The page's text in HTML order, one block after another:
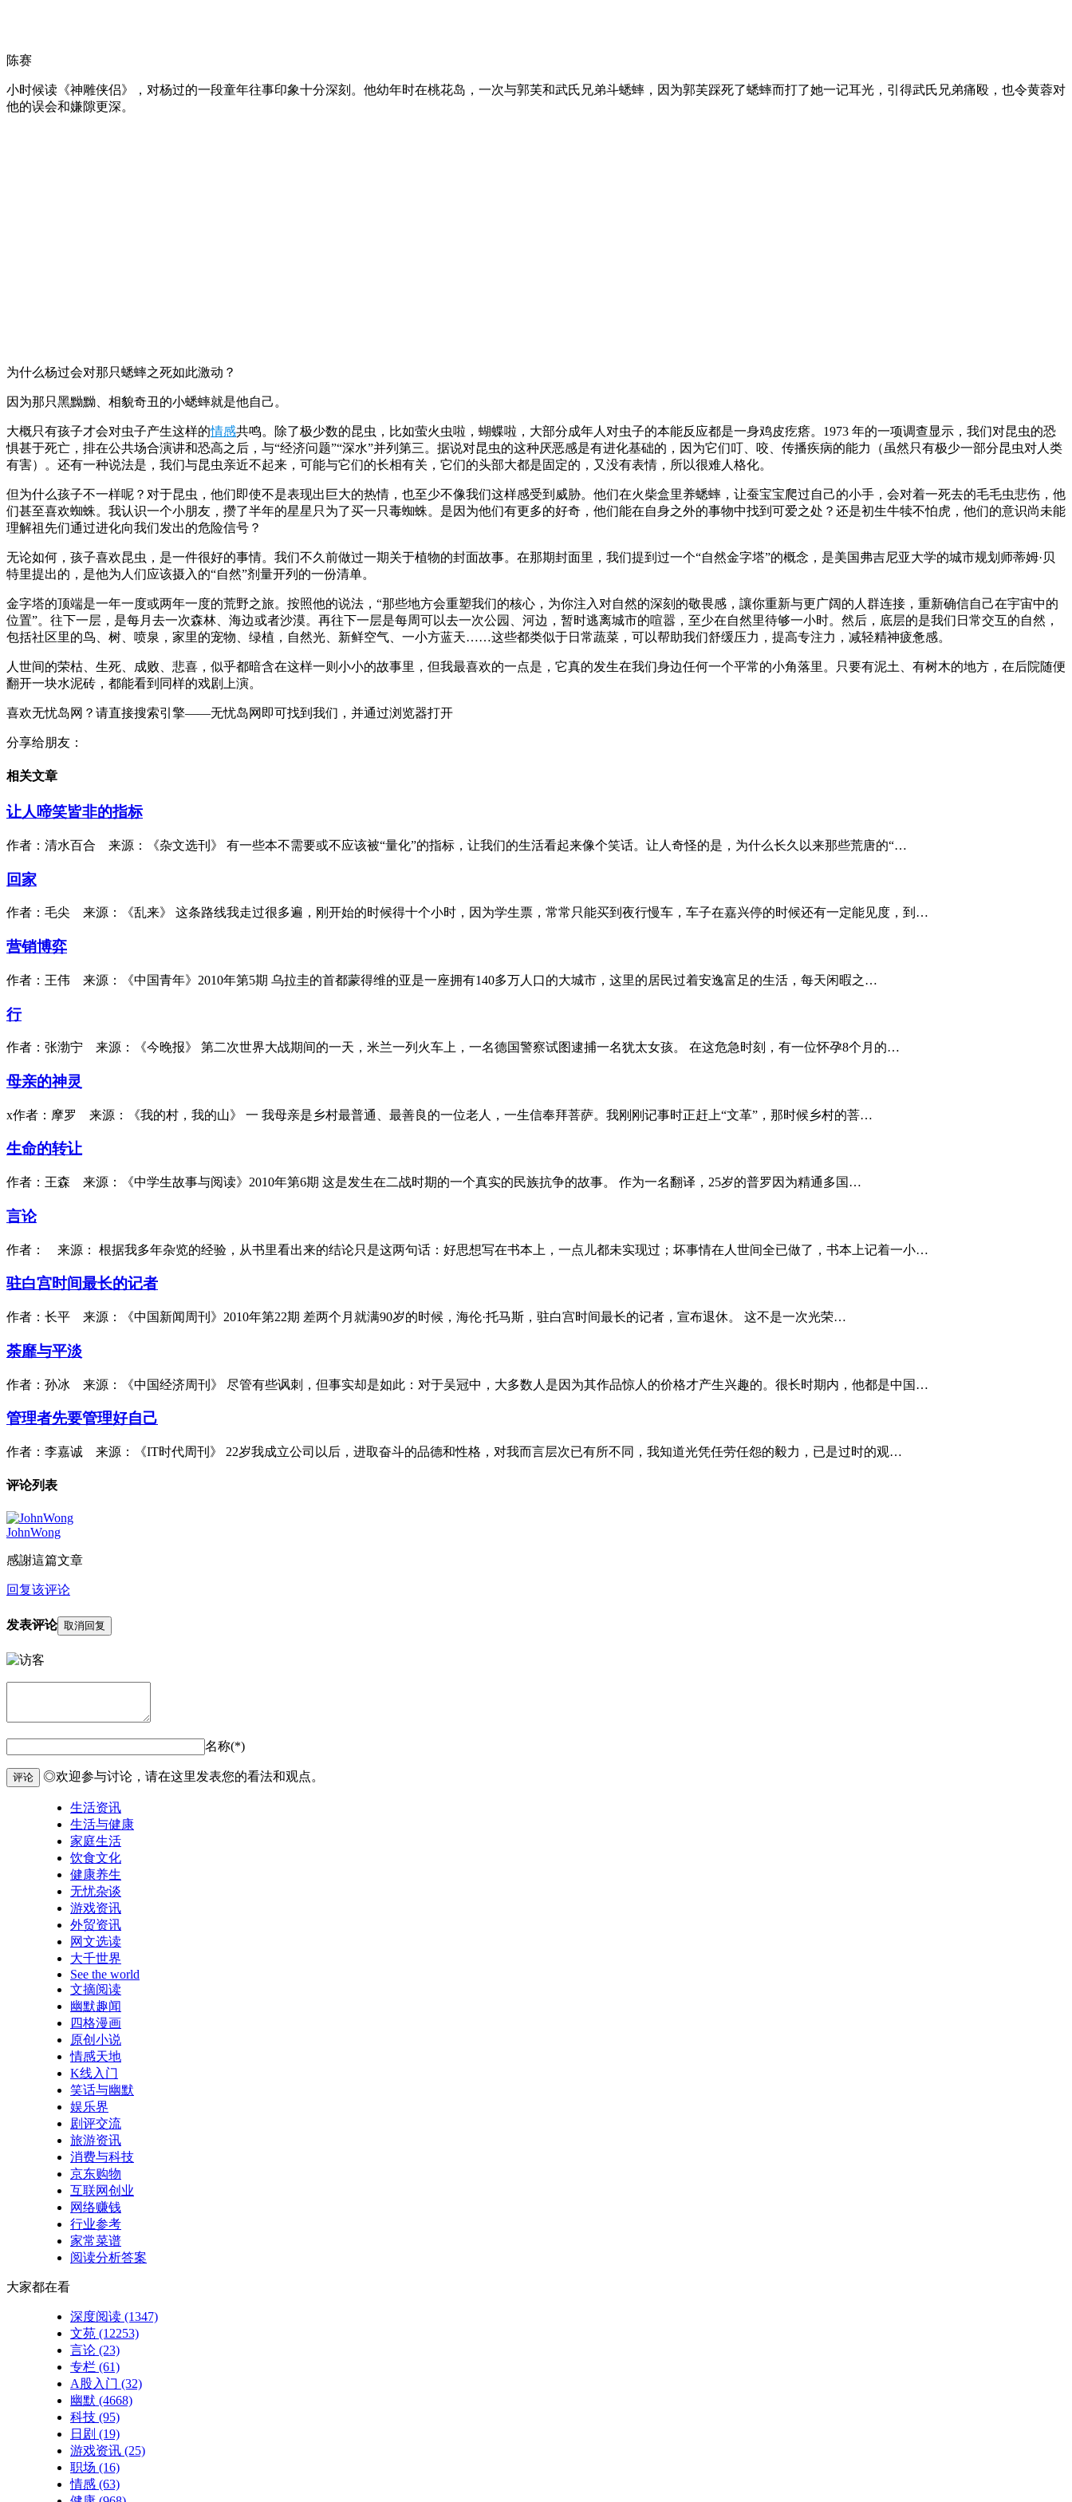
陈赛
小时候读《神雕侠侣》，对杨过的一段童年往事印象十分深刻。他幼年时在桃花岛，一次与郭芙和武氏兄弟斗蟋蟀，因为郭芙踩死了蟋蟀而打了她一记耳光，引得武氏兄弟痛殴，也令黄蓉对
他的误会和嫌隙更深。
为什么杨过会对那只蟋蟀之死如此激动？
因为那只黑黝黝、相貌奇丑的小蟋蟀就是他自己。
大概只有孩子才会对虫子产生这样的情感共鸣。除了极少数的昆虫，比如萤火虫啦，蝴蝶啦，大部分成年人对虫子的本能反应都是一身鸡皮疙瘩。1973 年的一项调查显示，我们对昆虫的恐
惧甚于死亡，排在公共场合演讲和恐高之后，与“经济问题”“深水”并列第三。据说对昆虫的这种厌恶感是有进化基础的，因为它们叮、咬、传播疾病的能力（虽然只有极少一部分昆虫对人类
有害）。还有一种说法是，我们与昆虫亲近不起来，可能与它们的长相有关，它们的头部大都是固定的，又没有表情，所以很难人格化。
但为什么孩子不一样呢？对于昆虫，他们即使不是表现出巨大的热情，也至少不像我们这样感受到威胁。他们在火柴盒里养蟋蟀，让蚕宝宝爬过自己的小手，会对着一死去的毛毛虫悲伤，他
们甚至喜欢蜘蛛。我认识一个小朋友，攒了半年的星星只为了买一只毒蜘蛛。是因为他们有更多的好奇，他们能在自身之外的事物中找到可爱之处？还是初生牛犊不怕虎，他们的意识尚未能
理解祖先们通过进化向我们发出的危险信号？
无论如何，孩子喜欢昆虫，是一件很好的事情。我们不久前做过一期关于植物的封面故事。在那期封面里，我们提到过一个“自然金字塔”的概念，是美国弗吉尼亚大学的城市规划师蒂姆·贝
特里提出的，是他为人们应该摄入的“自然”剂量开列的一份清单。
金字塔的顶端是一年一度或两年一度的荒野之旅。按照他的说法，“那些地方会重塑我们的核心，为你注入对自然的深刻的敬畏感，讓你重新与更广阔的人群连接，重新确信自己在宇宙中的
位置”。往下一层，是每月去一次森林、海边或者沙漠。再往下一层是每周可以去一次公园、河边，暂时逃离城市的喧嚣，至少在自然里待够一小时。然后，底层的是我们日常交互的自然，
包括社区里的鸟、树、喷泉，家里的宠物、绿植，自然光、新鲜空气、一小方蓝天……这些都类似于日常蔬菜，可以帮助我们舒缓压力，提高专注力，减轻精神疲惫感。
人世间的荣枯、生死、成败、悲喜，似乎都暗含在这样一则小小的故事里，但我最喜欢的一点是，它真的发生在我们身边任何一个平常的小角落里。只要有泥土、有树木的地方，在后院随便
翻开一块水泥砖，都能看到同样的戏剧上演。
喜欢无忧岛网？请直接搜索引擎——无忧岛网即可找到我们，并通过浏览器打开
分享给朋友：
相关文章
让人啼笑皆非的指标
作者：清水百合 来源：《杂文选刊》 有一些本不需要或不应该被“量化”的指标，让我们的生活看起来像个笑话。让人奇怪的是，为什么长久以来那些荒唐的“…
回家
作者：毛尖 来源：《乱来》 这条路线我走过很多遍，刚开始的时候得十个小时，因为学生票，常常只能买到夜行慢车，车子在嘉兴停的时候还有一定能见度，到…
营销博弈
作者：王伟 来源：《中国青年》2010年第5期 乌拉圭的首都蒙得维的亚是一座拥有140多万人口的大城市，这里的居民过着安逸富足的生活，每天闲暇之…
行
作者：张渤宁 来源：《今晚报》 第二次世界大战期间的一天，米兰一列火车上，一名德国警察试图逮捕一名犹太女孩。 在这危急时刻，有一位怀孕8个月的…
母亲的神灵
x作者：摩罗 来源：《我的村，我的山》 一 我母亲是乡村最普通、最善良的一位老人，一生信奉拜菩萨。我刚刚记事时正赶上“文革”，那时候乡村的菩…
生命的转让
作者：王森 来源：《中学生故事与阅读》2010年第6期 这是发生在二战时期的一个真实的民族抗争的故事。 作为一名翻译，25岁的普罗因为精通多国…
言论
作者： 来源： 根据我多年杂览的经验，从书里看出来的结论只是这两句话：好思想写在书本上，一点儿都未实现过；坏事情在人世间全已做了，书本上记着一小…
驻白宫时间最长的记者
作者：长平 来源：《中国新闻周刊》2010年第22期 差两个月就满90岁的时候，海伦·托马斯，驻白宫时间最长的记者，宣布退休。 这不是一次光荣…
荼靡与平淡
作者：孙冰 来源：《中国经济周刊》 尽管有些讽刺，但事实却是如此：对于吴冠中，大多数人是因为其作品惊人的价格才产生兴趣的。很长时期内，他都是中国…
管理者先要管理好自己
作者：李嘉诚 来源：《IT时代周刊》 22岁我成立公司以后，进取奋斗的品德和性格，对我而言层次已有所不同，我知道光凭任劳任怨的毅力，已是过时的观…
评论列表
JohnWong
感謝這篇文章
回复该评论
发表评论 取消回复
名称(*)
评论 ◎欢迎参与讨论，请在这里发表您的看法和观点。
生活资讯
生活与健康
家庭生活
饮食文化
健康养生
无忧杂谈
游戏资讯
外贸资讯
网文选读
大千世界
See the world
文摘阅读
幽默趣闻
四格漫画
原创小说
情感天地
K线入门
笑话与幽默
娱乐界
剧评交流
旅游资讯
消费与科技
京东购物
互联网创业
网络赚钱
行业参考
家常菜谱
阅读分析答案
大家都在看
深度阅读 (1347)
文苑 (12253)
言论 (23)
专栏 (61)
A股入门 (32)
幽默 (4668)
科技 (95)
日剧 (19)
游戏资讯 (25)
职场 (16)
情感 (63)